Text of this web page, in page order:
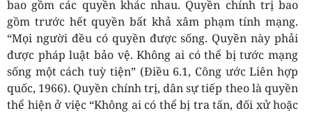
bao gồm các quyền khác nhau. Quyền chính trị bao
gồm trước hết quyền bất khả xâm phạm tính mạng.
“Mọi người đều có quyền được sống. Quyền này phải
được pháp luật bảo vệ. Không ai có thể bị tước mạng
sống một cách tuỳ tiện” (Điều 6.1, Công ước Liên hợp
quốc, 1966). Quyền chính trị, dân sự tiếp theo là quyền
thể hiện ở việc “Không ai có thể bị tra tấn, đối xử hoặc